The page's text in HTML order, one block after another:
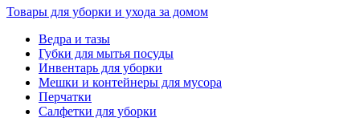
Товары для уборки и ухода за домом
Ведра и тазы
Губки для мытья посуды
Инвентарь для уборки
Мешки и контейнеры для мусора
Перчатки
Салфетки для уборки